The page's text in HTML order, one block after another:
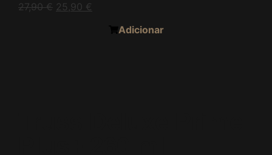
27,90€ 25,90 €
Adicionar